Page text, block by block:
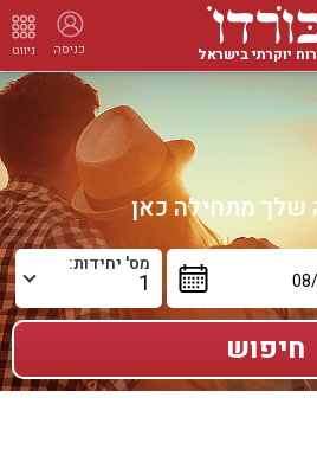
יוקרתי בישראל כניסה ניווט
שלך מתחילה כאן
מס' יחידות: